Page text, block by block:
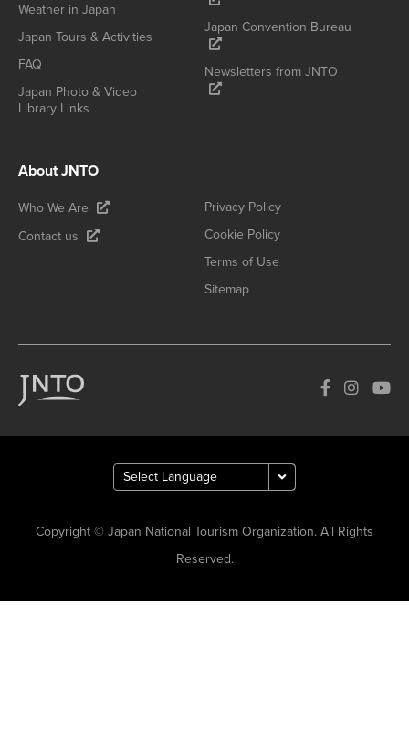
Weather in Japan
Japan Tours & Activities
FAQ
Japan Photo & Video
Library Links
Japan Convention Bureau
Newsletters from JNTO
About JNTO
Who We Are
Contact us
Privacy Policy
Cookie Policy
Terms of Use
Sitemap
Copyright © Japan National Tourism Organization. All Rights
Reserved.